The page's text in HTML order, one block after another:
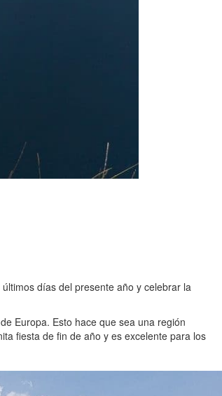
días del presente año y celebrar la
Europa. Esto hace que sea una región
fiesta de fin de año y es excelente para los